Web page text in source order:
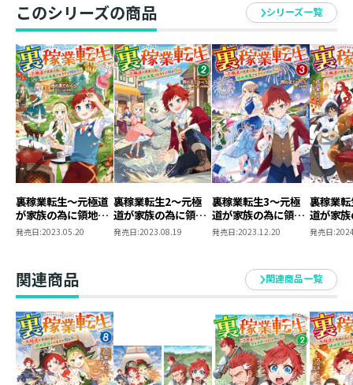
を活かして作ったコーヒーやチョコ、リヤカーを売りさ
ばき、畑の改善で原料の収穫量はさらに増加、祭りで出
店した屋台は大繁盛と、次々に新たなシノギを軌道に乗
せていく。しかし、着実にシマを増やす中でゴロツキ貴
族から逆恨みされた一家には危険が迫っていて……？
心優しき元極道少年の義理と人情の領地経営ファンタジ
ー！
著者について
●西の果てのぺろ。
西の果て、長崎県在住。
真面目で不器用、そしてポンコツを具現化している人。
時間を費やしているが、
その割には詳しくない残念な部分がある。
このシリーズの商品 シリーズ一覧
裏稼業転生～元極道
が家族の為に領地発
展させますが何か？
～
発売日:2023.05.20
裏稼業転生2～元極
道が家族の為に領地
発展させますが何
か？～
発売日:2023.08.19
裏稼業転生3～元極
道が家族の為に領地
発展させますが何
か？～
発売日:2023.12.20
裏稼業
道が家
発展さ
か？～
発売日:
関連商品 関連商品一覧